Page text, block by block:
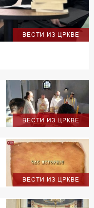
ВЕСТИ ИЗ ЦРКВЕ
ВЕСТИ ИЗ ЦРКВЕ
ВЕСТИ ИЗ ЦРКВЕ